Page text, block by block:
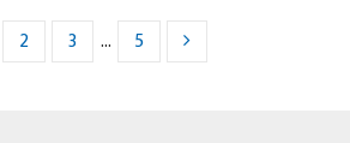
2 3 … 5